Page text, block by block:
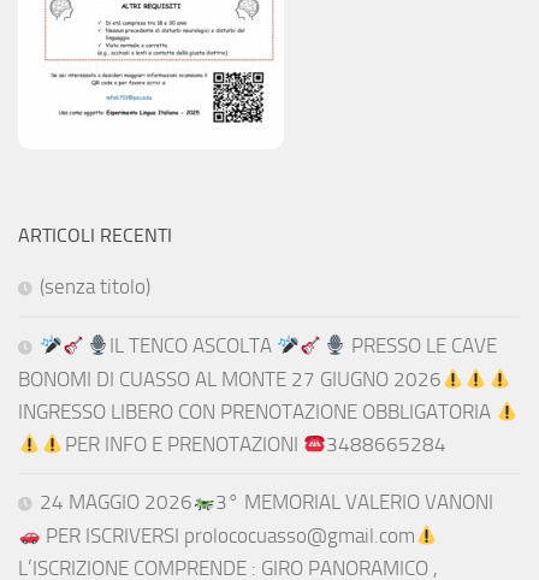
ARTICOLI RECENTI
(senza titolo)
IL TENCO ASCOLTA
PRESSO LE CAVE
BONOMI DI CUASSO AL MONTE 27 GIUGNO 2026
INGRESSO LIBERO CON PRENOTAZIONE OBBLIGATORIA
PER INFO E PRENOTAZIONI
3488665284
24 MAGGIO 2026
3° MEMORIAL VALERIO VANONI
PER ISCRIVERSI prolococuasso@gmail.com
L’ISCRIZIONE COMPRENDE : GIRO PANORAMICO ,